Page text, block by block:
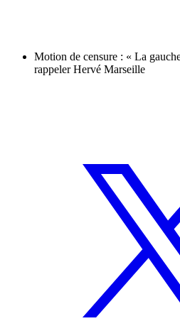
Motion de censure : « La
rappeler Hervé Marseille